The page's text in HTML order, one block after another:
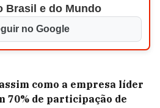
Brasil e do Mundo
no Google
como a empresa líder
70% de participação de